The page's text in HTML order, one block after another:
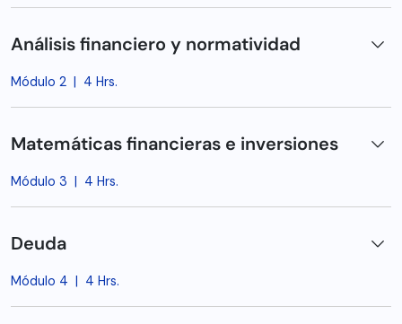
Análisis financiero y normatividad
Módulo 2 | 4 Hrs.
Matemáticas financieras e inversiones
Módulo 3 | 4 Hrs.
Deuda
Módulo 4 | 4 Hrs.